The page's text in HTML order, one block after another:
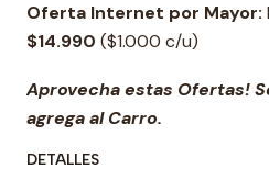
Oferta Internet por Mayor:
$14.990 ($1.000 c/u)
Aprovecha estas Ofertas!
agrega al Carro.
DETALLES